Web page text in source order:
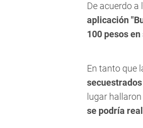
De acuerdo
aplicación
100 pesos
En tanto que
lugar
se podría